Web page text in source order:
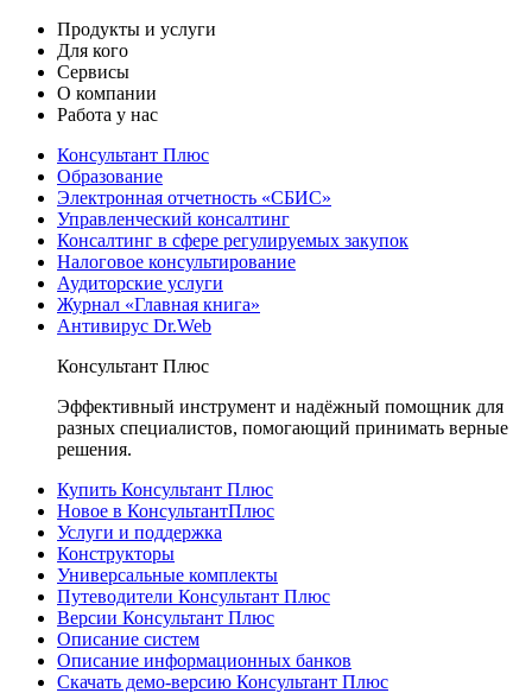
Продукты и услуги
Для кого
Сервисы
О компании
Работа у нас
Консультант Плюс
Образование
Электронная отчетность «СБИС»
Управленческий консалтинг
Консалтинг в сфере регулируемых закупок
Налоговое консультирование
Аудиторские услуги
Журнал «Главная книга»
Антивирус Dr.Web
Консультант Плюс
Эффективный инструмент и надёжный помощник для
разных специалистов, помогающий принимать верные
решения.
Купить Консультант Плюс
Новое в КонсультантПлюс
Услуги и поддержка
Конструкторы
Универсальные комплекты
Путеводители Консультант Плюс
Версии Консультант Плюс
Описание систем
Описание информационных банков
Скачать демо-версию Консультант Плюс